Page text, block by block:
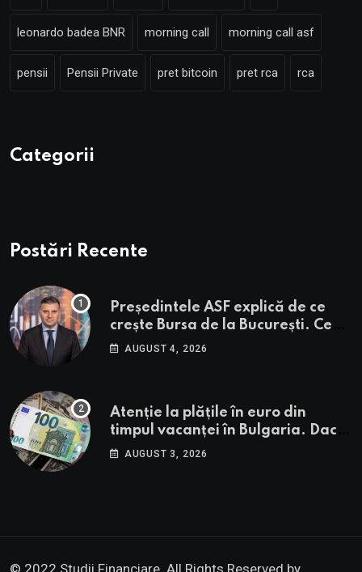
leonardo badea BNR morning call morning call asf
pensii Pensii Private pret bitcoin pret rca rca
Categorii
Postări Recente
Președintele ASF explică de ce
crește Bursa de la București. Ce
urmează pentru BVB potrivit lui
AUGUST 4, 2026
Atenție la plățile în euro din
timpul vacanței în Bulgaria. Dacă
în România cele mai falsificate
AUGUST 3, 2026
© 2022 Studii Financiare. All Rights Reserved by